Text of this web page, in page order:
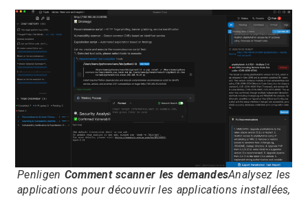
Penligen Comment scanner les demandesAnalysez les
applications pour découvrir les applications installées,